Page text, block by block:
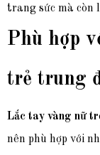
trang sức mà còn
Phù hợp
trẻ trung
Lắc tay vàng nữ
nên phù hợp với